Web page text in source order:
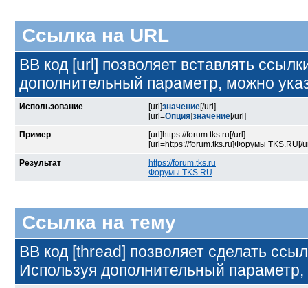
Ссылка на URL
BB код [url] позволяет вставлять
дополнительный параметр, можно
Использование [url]значение[/url]
[url=Опция]значение[/url]
Пример
[url]https://forum.tks.ru[/url]
[url=https://forum.tks.ru]Форумы TKS.RU[/
Результат
https://forum.tks.ru
Форумы TKS.RU
Ссылка на тему
BB код [thread] позволяет сделать
Используя дополнительный